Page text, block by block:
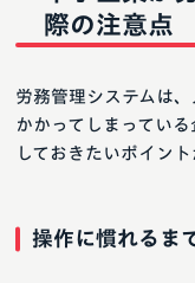
際の注意点
労務管理システムは
かかってしまってい
しておきたいポイント
操作に慣れるま